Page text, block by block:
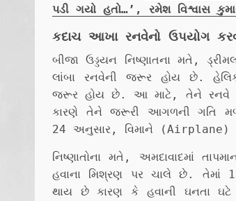
પડી ગયો હતો…’, રમેશ વિશ્વાસ
કદાચ આખા રનવેનો ઉપયોગ
બીજા ઉડ્ડયન નિષ્ણાતના મતે,
લાંબા રનવેની જરૂર હોય છે.
જરૂર હોય છે. આ માટે, તેને રનવે
કારણે તેને જરૂરી આગળની ગતિ
24 અનુસાર, વિમાને (Airplane)
નિષ્ણાતોના મતે, અમદાવાદમાં
હવાના મિશ્રણ પર ચાલે છે. તેમાં
થાય છે કારણ કે હવાની ઘનતા